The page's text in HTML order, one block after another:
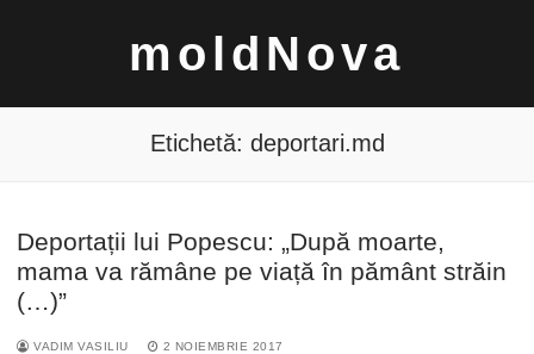
moldNova
Caută
după:
Etichetă: deportari.md
Deportații lui Popescu: „După moarte,
mama va rămâne pe viață în pământ străin
(…)”
VADIM VASILIU 2 NOIEMBRIE 2017